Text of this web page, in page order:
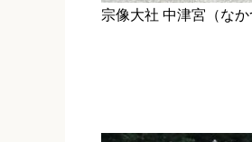
宗像大社 中津宮（な